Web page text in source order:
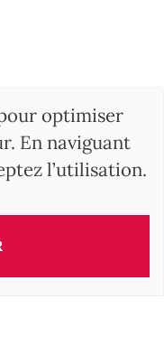
optimiser
En naviguant
l’utilisation.